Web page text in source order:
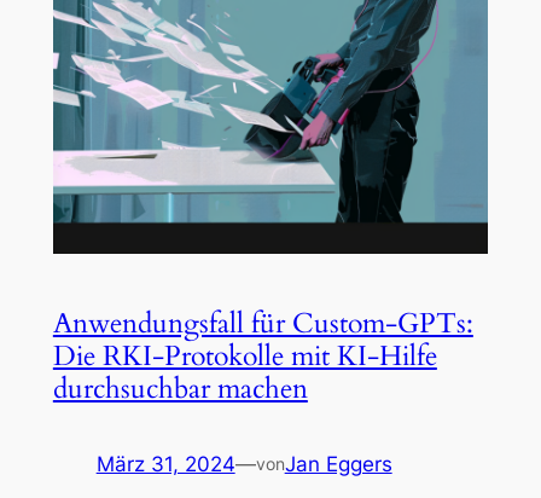
Anwendungsfall für Custom-GPTs:
Die RKI-Protokolle mit KI-Hilfe
durchsuchbar machen
März 31, 2024—vonJan Eggers